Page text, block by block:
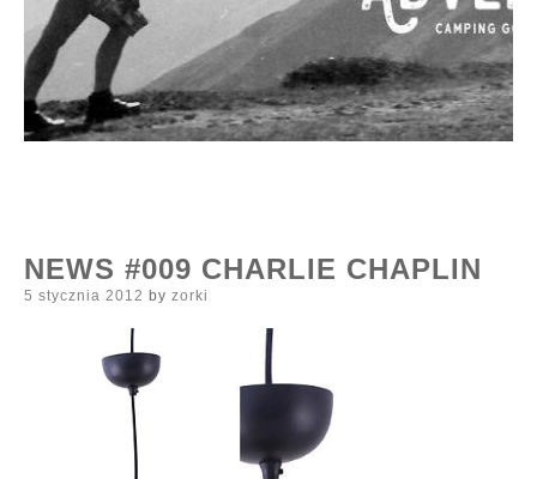
NEWS #009 CHARLIE CHAPLIN
Posted
5 stycznia 2012 by zorki